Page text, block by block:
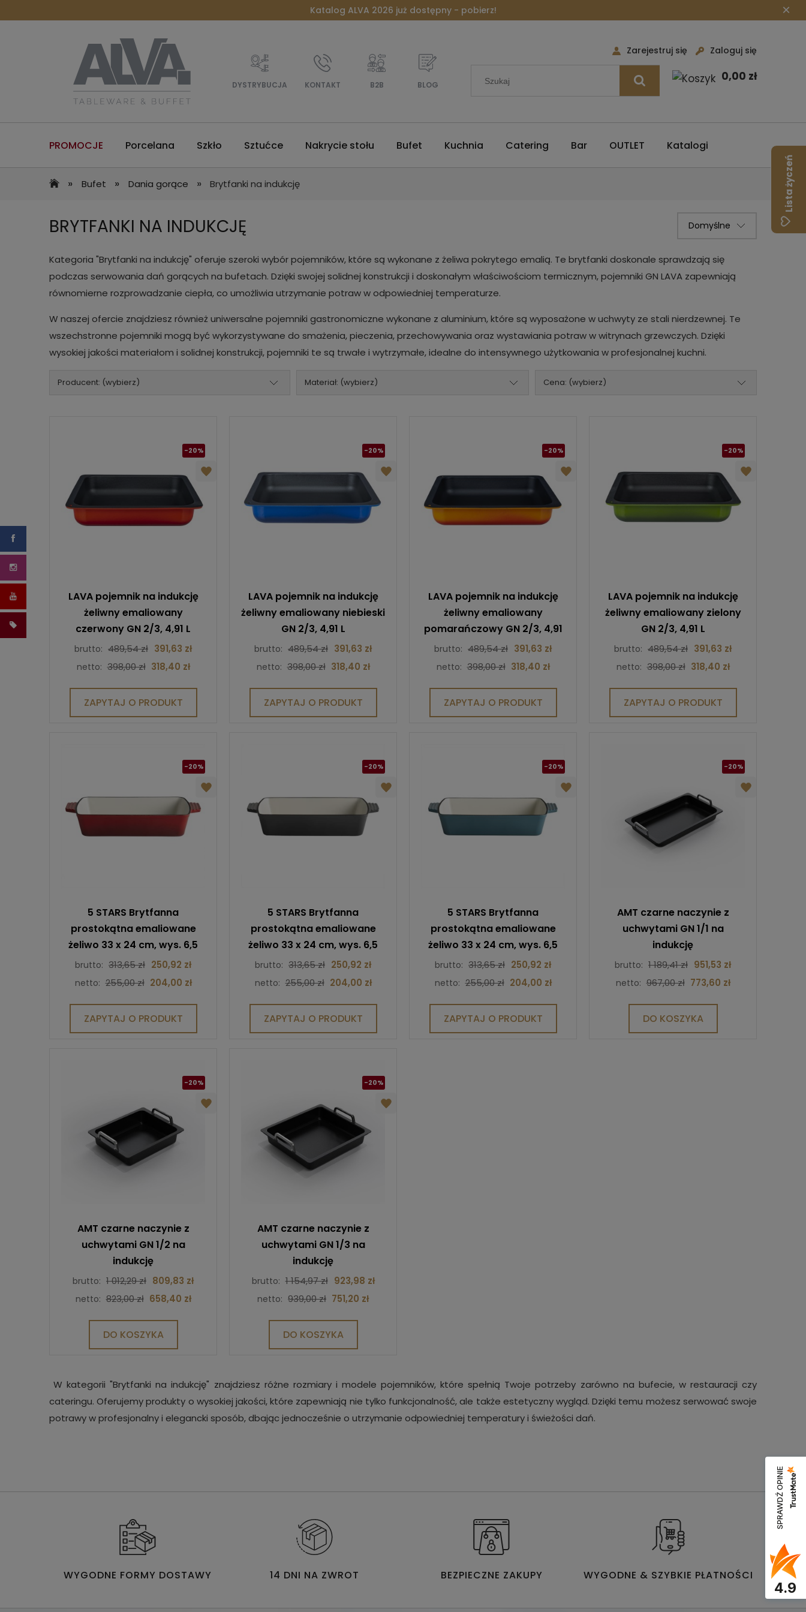
Katalog ALVA 2026 już dostępny - pobierz! ×
DYSTRYBUCJA KONTAKT B2B BLOG
Zarejestruj się Zaloguj się
0,00 zł
PROMOCJE Porcelana Szkło Sztućce Nakrycie stołu Bufet Kuchnia Catering Bar OUTLET Katalogi
» Bufet » Dania gorące » Brytfanki na indukcję
BRYTFANKI NA INDUKCJĘ
Kategoria "Brytfanki na indukcję" oferuje szeroki wybór pojemników, które są wykonane z żeliwa pokrytego emalią. Te brytfanki doskonale sprawdzają się
podczas serwowania dań gorących na bufetach. Dzięki swojej solidnej konstrukcji i doskonałym właściwościom termicznym, pojemniki GN LAVA zapewniają
równomierne rozprowadzanie ciepła, co umożliwia utrzymanie potraw w odpowiedniej temperaturze.
W naszej ofercie znajdziesz również uniwersalne pojemniki gastronomiczne wykonane z aluminium, które są wyposażone w uchwyty ze stali nierdzewnej. Te
wszechstronne pojemniki mogą być wykorzystywane do smażenia, pieczenia, przechowywania oraz wystawiania potraw w witrynach grzewczych. Dzięki
wysokiej jakości materiałom i solidnej konstrukcji, pojemniki te są trwałe i wytrzymałe, idealne do intensywnego użytkowania w profesjonalnej kuchni.
Producent: (wybierz) Materiał: (wybierz) Cena: (wybierz)
-20%
LAVA pojemnik na indukcję
żeliwny emaliowany
czerwony GN 2/3, 4,91 L
brutto: 489,54 zł 391,63 zł
netto: 398,00 zł 318,40 zł
ZAPYTAJ O PRODUKT
-20%
LAVA pojemnik na indukcję
żeliwny emaliowany niebieski
GN 2/3, 4,91 L
brutto: 489,54 zł 391,63 zł
netto: 398,00 zł 318,40 zł
ZAPYTAJ O PRODUKT
-20%
LAVA pojemnik na indukcję
żeliwny emaliowany
pomarańczowy GN 2/3, 4,91
L
brutto: 489,54 zł 391,63 zł
netto: 398,00 zł 318,40 zł
ZAPYTAJ O PRODUKT
-20%
LAVA pojemnik na indukcję
żeliwny emaliowany zielony
GN 2/3, 4,91 L
brutto: 489,54 zł 391,63 zł
netto: 398,00 zł 318,40 zł
ZAPYTAJ O PRODUKT
-20%
5 STARS Brytfanna
prostokątna emaliowane
żeliwo 33 x 24 cm, wys. 6,5
cm, 3,5 l kolor czerwony
brutto: 313,65 zł 250,92 zł
netto: 255,00 zł 204,00 zł
ZAPYTAJ O PRODUKT
-20%
5 STARS Brytfanna
prostokątna emaliowane
żeliwo 33 x 24 cm, wys. 6,5
cm, 3,5 l kolor grafitowy
brutto: 313,65 zł 250,92 zł
netto: 255,00 zł 204,00 zł
ZAPYTAJ O PRODUKT
-20%
5 STARS Brytfanna
prostokątna emaliowane
żeliwo 33 x 24 cm, wys. 6,5
cm, 3,5 l kolor niebieski
brutto: 313,65 zł 250,92 zł
netto: 255,00 zł 204,00 zł
ZAPYTAJ O PRODUKT
-20%
AMT czarne naczynie z
uchwytami GN 1/1 na
indukcję
brutto: 1 189,41 zł 951,53 zł
netto: 967,00 zł 773,60 zł
DO KOSZYKA
-20%
AMT czarne naczynie z
uchwytami GN 1/2 na
indukcję
brutto: 1 012,29 zł 809,83 zł
netto: 823,00 zł 658,40 zł
DO KOSZYKA
-20%
AMT czarne naczynie z
uchwytami GN 1/3 na
indukcję
brutto: 1 154,97 zł 923,98 zł
netto: 939,00 zł 751,20 zł
DO KOSZYKA
W kategorii "Brytfanki na indukcję" znajdziesz różne rozmiary i modele pojemników, które spełnią Twoje potrzeby zarówno na bufecie, w restauracji czy
cateringu. Oferujemy produkty o wysokiej jakości, które zapewniają nie tylko funkcjonalność, ale także estetyczny wygląd. Dzięki temu możesz serwować swoje
potrawy w profesjonalny i elegancki sposób, dbając jednocześnie o utrzymanie odpowiedniej temperatury i świeżości dań.
WYGODNE FORMY DOSTAWY 14 DNI NA ZWROT BEZPIECZNE ZAKUPY WYGODNE & SZYBKIE PŁATNOŚCI
SPRAWDŹ OPINIE
4.9
Lista życzeń